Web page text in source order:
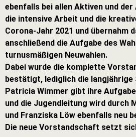
ebenfalls bei allen Aktiven und
die intensive Arbeit und die
Corona-Jahr 2021 und übernahm
anschließend die Aufgabe des
turnusmäßigen Neuwahlen.
Dabei wurde die komplette
bestätigt, lediglich die
Patricia Wimmer gibt ihre
und die Jugendleitung wird durch
und Franziska Löw ebenfalls neu
Die neue Vorstandschaft setzt